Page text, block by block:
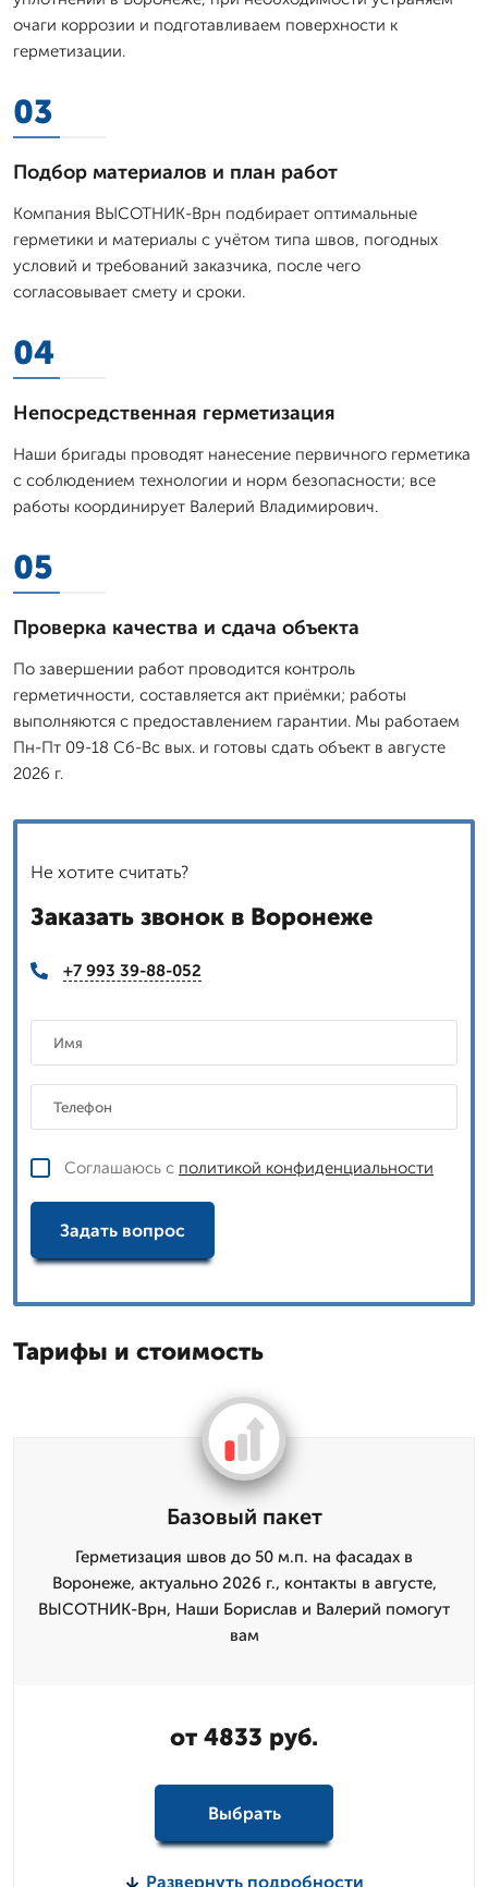
очаги коррозии и подготавливаем поверхности к
герметизации.
03
Подбор материалов и план работ
Компания ВЫСОТНИК-Врн подбирает оптимальные
герметики и материалы с учётом типа швов, погодных
условий и требований заказчика, после чего
согласовывает смету и сроки.
04
Непосредственная герметизация
Наши бригады проводят нанесение первичного герметика
с соблюдением технологии и норм безопасности; все
работы координирует Валерий Владимирович.
05
Проверка качества и сдача объекта
По завершении работ проводится контроль
герметичности, составляется акт приёмки; работы
выполняются с предоставлением гарантии. Мы работаем
Пн-Пт 09-18 Сб-Вс вых. и готовы сдать объект в августе
2026 г.
Не хотите считать?
Заказать звонок в Воронеже
+7 993 39-88-052
Соглашаюсь с политикой конфиденциальности
Задать вопрос
Тарифы и стоимость
Базовый пакет
Герметизация швов до 50 м.п. на фасадах в
Воронеже, актуально 2026 г., контакты в августе,
ВЫСОТНИК-Врн, Наши Борислав и Валерий помогут
вам
от 4833 руб.
Выбрать
Развернуть подробности